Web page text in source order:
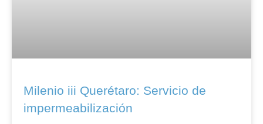
Milenio iii Querétaro: Servicio de
impermeabilización